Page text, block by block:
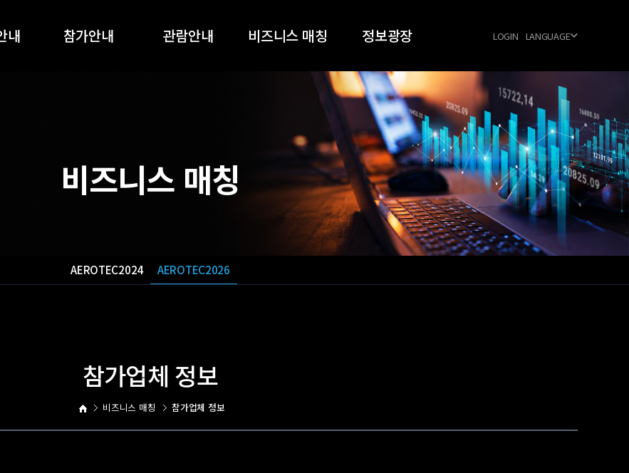
내 참가안내
스폰서십
관람안내
부스배치도
참가업체 목록
비즈니스 매칭
AEROTEC2024
정보광장
공지사항
우주항공 동향
FAQ
양식 다운로드
공식협력업체
LOGIN LANGUAGE
비즈니스 매칭
AEROTEC2024 AEROTEC2026
비즈니스 매칭 참가업체 정보
참가업체 정보